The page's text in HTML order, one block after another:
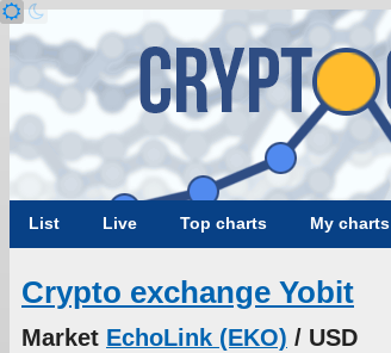
List Live Top charts My charts
Crypto exchange Yobit
Market EchoLink (EKO) / USD